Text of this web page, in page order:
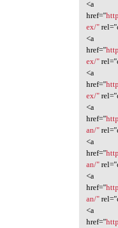
<a
href="
ex/"
<a
href="
ex/"
<a
href="
ex/"
<a
href="
an/"
<a
href="
an/"
<a
href="
an/"
<a
href="